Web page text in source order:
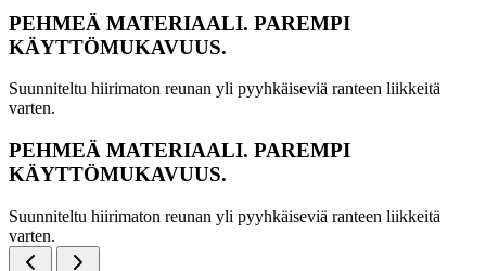
PEHMEÄ MATERIAALI. PAREMPI
KÄYTTÖMUKAVUUS.
Suunniteltu hiirimaton reunan yli pyyhkäiseviä ranteen liikkeitä
varten.
PEHMEÄ MATERIAALI. PAREMPI
KÄYTTÖMUKAVUUS.
Suunniteltu hiirimaton reunan yli pyyhkäiseviä ranteen liikkeitä
varten.